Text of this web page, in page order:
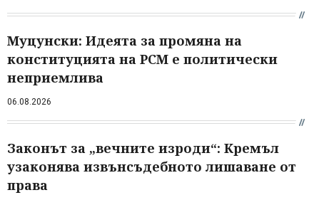
Муцунски: Идеята за промяна на
конституцията на РСМ е политически
неприемлива
06.08.2026
Законът за „вечните изроди“: Кремъл
узаконява извънсъдебното лишаване от
права